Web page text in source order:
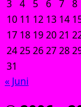
3 4 5 6 7 8
10 11 12 13 14
17 18 192021
2425262728
31
« Juni